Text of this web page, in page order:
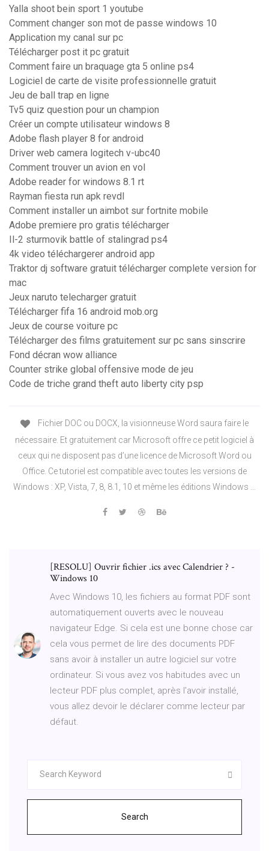
Yalla shoot bein sport 1 youtube
Comment changer son mot de passe windows 10
Application my canal sur pc
Télécharger post it pc gratuit
Comment faire un braquage gta 5 online ps4
Logiciel de carte de visite professionnelle gratuit
Jeu de ball trap en ligne
Tv5 quiz question pour un champion
Créer un compte utilisateur windows 8
Adobe flash player 8 for android
Driver web camera logitech v-ubc40
Comment trouver un avion en vol
Adobe reader for windows 8.1 rt
Rayman fiesta run apk revdl
Comment installer un aimbot sur fortnite mobile
Adobe premiere pro gratis télécharger
Il-2 sturmovik battle of stalingrad ps4
4k video téléchargerer android app
Traktor dj software gratuit télécharger complete version for
mac
Jeux naruto telecharger gratuit
Télécharger fifa 16 android mob.org
Jeux de course voiture pc
Télécharger des films gratuitement sur pc sans sinscrire
Fond décran wow alliance
Counter strike global offensive mode de jeu
Code de triche grand theft auto liberty city psp
Fichier DOC ou DOCX, la visionneuse Word saura faire le
nécessaire. Et gratuitement car Microsoft offre ce petit logiciel à
ceux qui ne disposent pas d’une licence de Microsoft Word ou
Office. Ce tutoriel est compatible avec toutes les versions de
Windows : XP, Vista, 7, 8, 8.1, 10 et même les éditions Windows …
[RESOLU] Ouvrir fichier .ics avec Calendrier ? -
Windows 10
Avec Windows 10, les fichiers au format PDF sont
automatiquement ouverts avec le nouveau
navigateur Edge. Si cela est une bonne chose car
cela vous permet de lire des documents PDF
sans avoir à installer un autre logiciel sur votre
ordinateur. Si vous avez vos habitudes avec un
lecteur PDF plus complet, après l'avoir installé,
vous allez devoir le déclarer comme lecteur par
défaut.
Search